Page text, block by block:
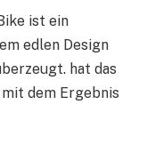
ist ein
edlen Design
hat das
dem Ergebnis